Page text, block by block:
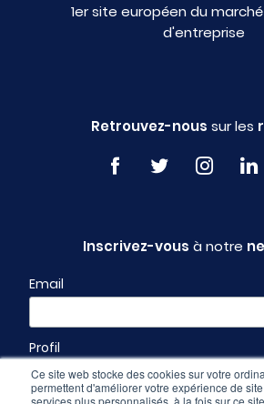
Ce site web stocke des cookies sur votre
permettent d'améliorer votre expérience de
services plus personnalisés, à la fois sur ce
1er site européen du
d'entreprise
Retrouvez-nous sur les
Inscrivez-vous à notre
Email
Profil